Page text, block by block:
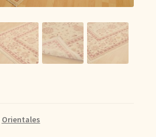
Orientales